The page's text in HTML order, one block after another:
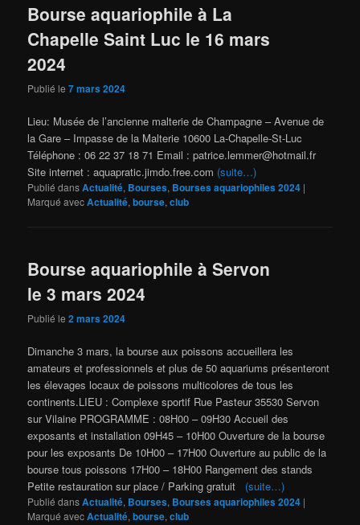
Bourse aquariophile à La
Chapelle Saint Luc le 16 mars
2024
Publié le7 mars 2024
Lieu: Musée de l’ancienne malterie de Champagne – Avenue de
la Gare – Impasse de la Malterie 10600 La-Chapelle-St-Luc
Téléphone : 06 22 37 18 71 Email : patrice.lemmer@hotmail.fr
Site internet : aquapratic.jimdo.free.com (suite…)
Publié dansActualité, Bourses, Bourses aquariophiles 2024 |
Marqué avecActualité,bourse,club
Bourse aquariophile à Servon
le 3 mars 2024
Publié le2 mars 2024
Dimanche 3 mars, la bourse aux poissons accueillera les
amateurs et professionnels et plus de 50 aquariums présenteront
les élevages locaux de poissons multicolores de tous les
continents.​​LIEU : Complexe sportif Rue Pasteur 35530 Servon
sur Vilaine ​PROGRAMME : 08H00 – 09H30 Accueil des
exposants et installation 09H45 – 10H00 Ouverture de la bourse
pour les exposants De 10H00 – 17H00 Ouverture au public de la
bourse tous poissons 17H00 – 18H00 Rangement des stands
Petite restauration sur place / Parking gratuit (suite…)
Publié dansActualité, Bourses, Bourses aquariophiles 2024 |
Marqué avecActualité,bourse,club